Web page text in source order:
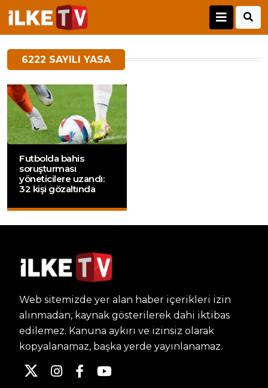
6222 SAYILI YASA
Futbolda bahis
soruşturması
yöneticilere uzandı:
32 kişi gözaltında
Web sitemizde yer alan haber içerikleri izin
alınmadan, kaynak gösterilerek dahi iktibas
edilemez. Kanuna aykırı ve izinsiz olarak
kopyalanamaz, başka yerde yayınlanamaz.